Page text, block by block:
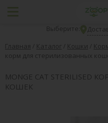
Выберите:
Главная / Каталог / Кошки /
корм для стерилизованных
MONGE CAT
КОШЕК